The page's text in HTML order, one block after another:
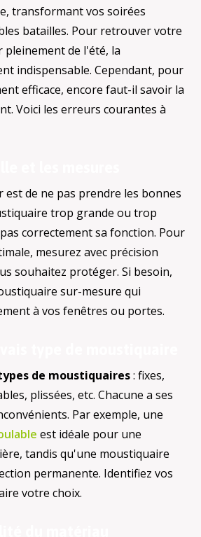
transformant vos soirées
batailles. Pour retrouver votre
de l'été, la
indispensable. Cependant, pour
efficace, encore faut-il savoir la
Voici les erreurs courantes à
de ne pas prendre les bonnes
trop grande ou trop
correctement sa fonction. Pour
mesurez avec précision
souhaitez protéger. Si besoin,
sur-mesure qui
à vos fenêtres ou portes.
de moustiquaires: fixes,
plissées, etc. Chacune a ses
Par exemple, une
est idéale pour une
tandis qu'une moustiquaire
permanente. Identifiez vos
votre choix.